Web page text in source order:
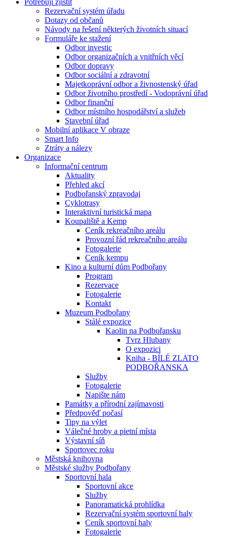
Potřebuji zjistit
Rezervační systém úřadu
Dotazy od občanů
Návody na řešení některých životních situací
Formuláře ke stažení
Odbor investic
Odbor organizačních a vnitřních věcí
Odbor dopravy
Odbor sociální a zdravotní
Majetkoprávní odbor a živnostenský úřad
Odbor životního prostředí - Vodoprávní úřad
Odbor finanční
Odbor místního hospodářství a služeb
Stavební úřad
Mobilní aplikace V obraze
Smart Info
Ztráty a nálezy
Organizace
Informační centrum
Aktuality
Přehled akcí
Podbořanský zpravodaj
Cyklotrasy
Interaktivní turistická mapa
Koupaliště a Kemp
Ceník rekreačního areálu
Provozní řád rekreačního areálu
Fotogalerie
Ceník kempu
Kino a kulturní dům Podbořany
Program
Rezervace
Fotogalerie
Kontakt
Muzeum Podbořany
Stálé expozice
Kaolin na Podbořansku
Tvrz Hlubany
O expozici
Kniha - BÍLÉ ZLATO
PODBOŘANSKA
Služby
Fotogalerie
Napište nám
Památky a přírodní zajímavosti
Předpověď počasí
Tipy na výlet
Válečné hroby a pietní místa
Výstavní síň
Sportovec roku
Městská knihovna
Městské služby Podbořany
Sportovní hala
Sportovní akce
Služby
Panoramatická prohlídka
Rezervační systém sportovní haly
Ceník sportovní haly
Fotogalerie